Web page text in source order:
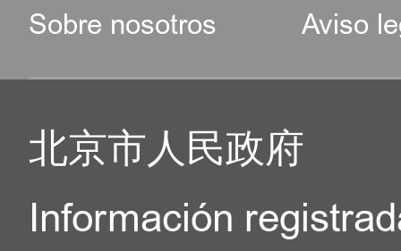
Sobre nosotros Aviso
北京市人民政府
Información